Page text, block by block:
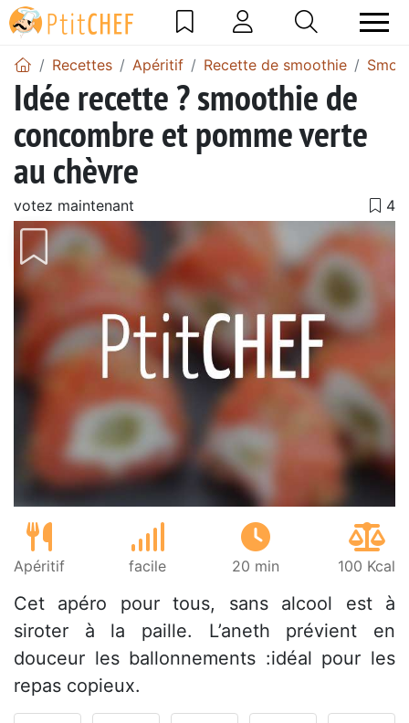
Recettes Apéritif Recette de smoothie
Idée recette ? smoothie de
concombre et pomme verte
au chèvre
votez maintenant
Apéritif facile 20 min 100 Kcal
Cet apéro pour tous, sans alcool est à
siroter à la paille. L’aneth prévient en
douceur les ballonnements :idéal pour les
repas copieux.